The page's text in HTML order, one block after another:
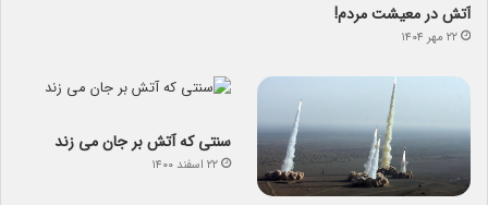
آتش در معیشت مردم!
۲۲ مهر ۱۴۰۴
سنتی که آتش بر جان می زند
۲۲ اسفند ۱۴۰۰